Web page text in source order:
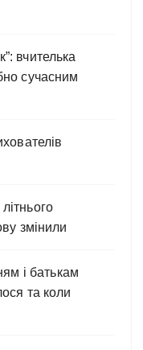
вчителька
сучасним
змінили
і батькам
та коли